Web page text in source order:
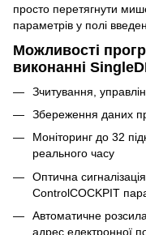
просто перетягнути
параметрів у полі
Можливості
виконанні
Зчитування,
Збереження даних
Моніторинг до 32
реального часу
Оптична
ControlCOCKPIT
Автоматичне
адрес електронної